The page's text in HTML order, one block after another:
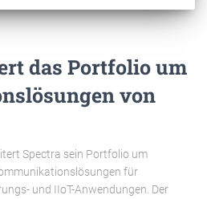
das Portfolio um
von
Spectra sein Portfolio um
für
und IIoT-Anwendungen. Der